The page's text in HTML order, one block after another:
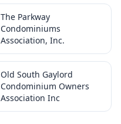
The Parkway
Condominiums
Association, Inc.
Old South Gaylord
Condominium Owners
Association Inc